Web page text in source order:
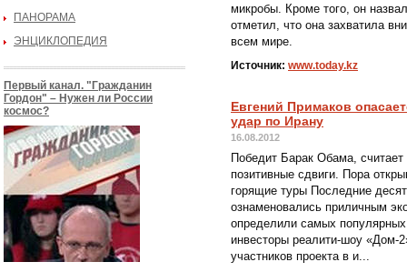
ПАНОРАМА
ЭНЦИКЛОПЕДИЯ
Первый канал. "Гражданин
Гордон" – Нужен ли России
космос?
микробы. Кроме того, он
отметил, что она захватила
всем мире.
Источник: www.today.kz
Евгений Примаков
удар по Ирану
16.08.2012
Победит Барак Обама,
позитивные сдвиги. Пора
горящие туры Последние
ознаменовались приличным
определили самых
инвесторы реалити-шоу «Дом-
участников проекта в и...